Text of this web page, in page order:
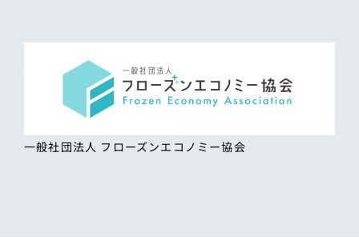
一般社団法人 フローズンエコノミー協会